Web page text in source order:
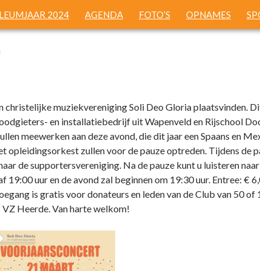
2024 AGENDA FOTO’S OPNAMES
muziekvereniging Soli Deo Gloria plaatsvinden.
en installatiebedrijf uit Wapenveld en Rijschool
meewerken aan deze avond, die dit jaar een Spaans en
zullen voor de pauze optreden. Tijdens de
de supportersvereniging. Na de pauze kunt u luisteren
19:00 uur en de avond zal beginnen om 19:30 uur. Entree: €
is gratis voor donateurs en leden van de Club van 50 of
Heerde. Van harte welkom!